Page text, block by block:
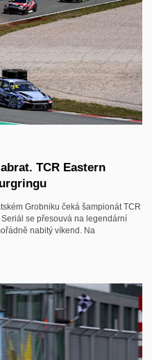
TCR Eastern
Grobniku čeká šampionát TCR
se přesouvá na legendární
nabitý víkend. Na